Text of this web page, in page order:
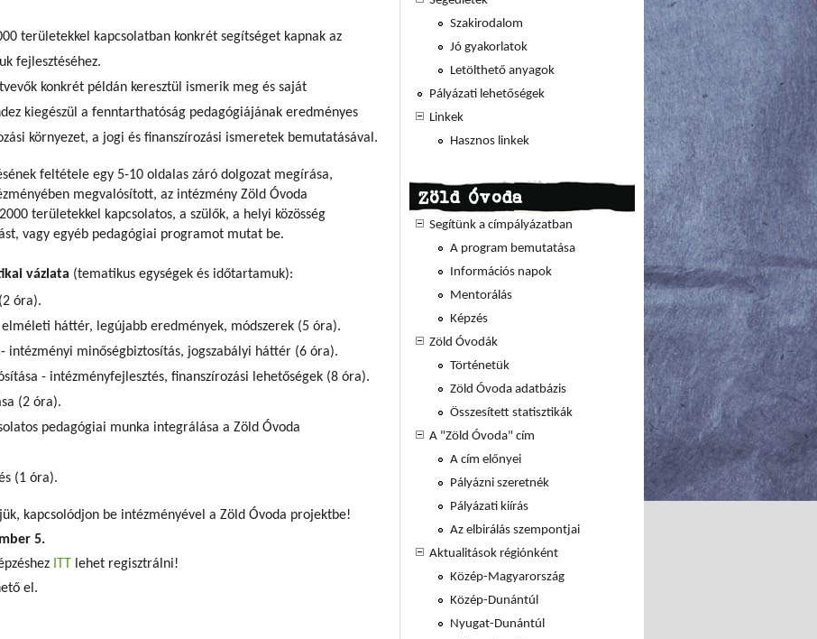
területekkel kapcsolatban konkrét segítséget kapnak az
fejlesztéséhez.
konkrét példán keresztül ismerik meg és saját
kiegészül a fenntarthatóság pedagógiájának eredményes
környezet, a jogi és finanszírozási ismeretek bemutatásával.
feltétele egy 5-10 oldalas záró dolgozat megírása,
megvalósított, az intézmény Zöld Óvoda
területekkel kapcsolatos, a szülők, a helyi közösség
vagy egyéb pedagógiai programot mutat be.
vázlata (tematikus egységek és időtartamuk):
óra).
háttér, legújabb eredmények, módszerek (5 óra).
intézményi minőségbiztosítás, jogszabályi háttér (6 óra).
- intézményfejlesztés, finanszírozási lehetőségek (8 óra).
(2 óra).
pedagógiai munka integrálása a Zöld Óvoda
(1 óra).
kapcsolódjon be intézményével a Zöld Óvoda projektbe!
5.
ITT lehet regisztrálni!
el.
Szakirodalom
Jó gyakorlatok
Letölthető anyagok
Pályázati lehetőségek
Linkek
Hasznos linkek
Zöld Óvoda
Segítünk a címpályázatban
A program bemutatása
Információs napok
Mentorálás
Képzés
Zöld Óvodák
Történetük
Zöld Óvoda adatbázis
Összesített statisztikák
A "Zöld Óvoda" cím
A cím előnyei
Pályázni szeretnék
Pályázati kiírás
Az elbirálás szempontjai
Aktualitások régiónként
Közép-Magyarország
Közép-Dunántúl
Nyugat-Dunántúl